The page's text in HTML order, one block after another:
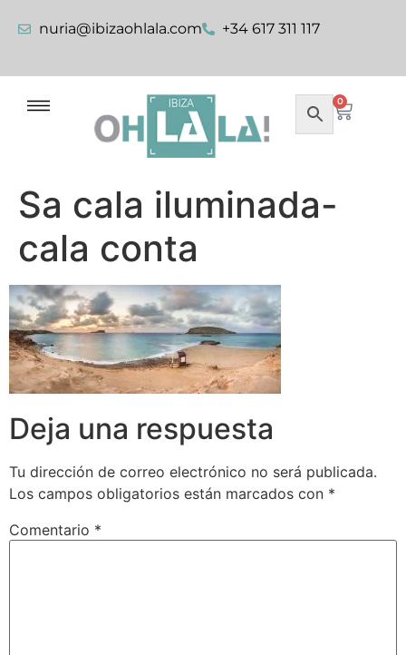
nuria@ibizaohlala.com +34 617 311 117
0
Sa cala iluminada-
cala conta
Deja una respuesta
Tu dirección de correo electrónico no será publicada.
Los campos obligatorios están marcados con *
Comentario *